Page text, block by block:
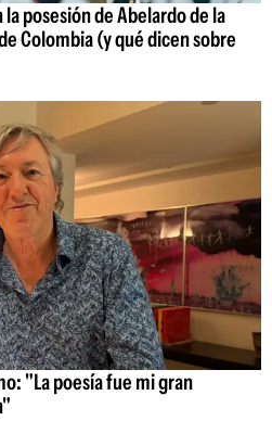
posesión de Abelardo de la
Colombia (y qué dicen sobre
"La poesía fue mi gran